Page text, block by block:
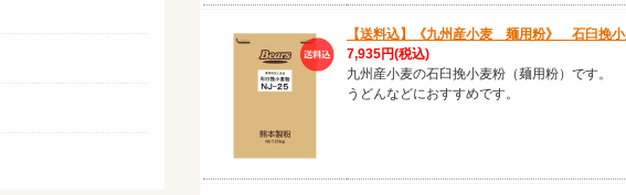
【送料込】《九州産小麦 麺用粉》 石臼挽
7,935円(税込)
九州産小麦の石臼挽小麦粉（麺用粉）です。
うどんなどにおすすめです。